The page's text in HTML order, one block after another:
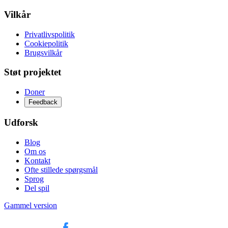
Vilkår
Privatlivspolitik
Cookiepolitik
Brugsvilkår
Støt projektet
Doner
Feedback
Udforsk
Blog
Om os
Kontakt
Ofte stillede spørgsmål
Sprog
Del spil
Gammel version